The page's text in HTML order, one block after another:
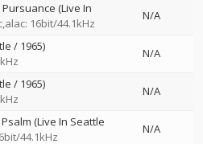
Pursuance (Live In
16bit/44.1kHz
N/A
/ 1965)
N/A
/ 1965)
N/A
(Live In Seattle
44.1kHz
N/A